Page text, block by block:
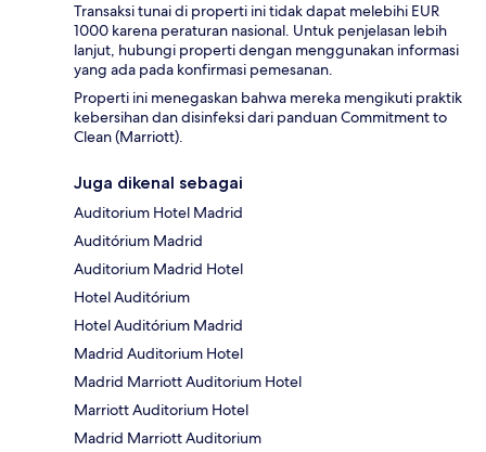
Transaksi tunai di properti ini tidak dapat melebihi EUR
1000 karena peraturan nasional. Untuk penjelasan lebih
lanjut, hubungi properti dengan menggunakan informasi
yang ada pada konfirmasi pemesanan.
Properti ini menegaskan bahwa mereka mengikuti praktik
kebersihan dan disinfeksi dari panduan Commitment to
Clean (Marriott).
Juga dikenal sebagai
Auditorium Hotel Madrid
Auditórium Madrid
Auditorium Madrid Hotel
Hotel Auditórium
Hotel Auditórium Madrid
Madrid Auditorium Hotel
Madrid Marriott Auditorium Hotel
Marriott Auditorium Hotel
Madrid Marriott Auditorium